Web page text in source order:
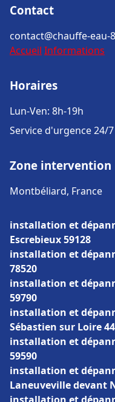
Contact
contact@chauffe-eau-
Accueil Informations
Horaires
Lun-Ven: 8h-19h
Service d'urgence 24/7
Zone intervention
Montbéliard, France
installation et
Escrebieux 59128
installation et
78520
installation et
59790
installation et
Sébastien sur Loire
installation et
59590
installation et
Laneuveville devant